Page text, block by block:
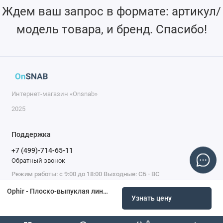
Ophir - Плоско-выпуклая линза, CLEARMagic, диаметр 1,5 дюйма, FL 5,0 дюйма, край 7,6 мм, Amada FO NT, Hans* Laser
Узнать цену
Ждем ваш запрос в формате: артикул/
модель товара, и бренд. Спасибо!
Интернет-магазин «Onsnab»
2025
Поддержка
+7 (499)-714-65-11
Обратный звонок
Режим работы: с 9:00 до 18:00 Выходные: СБ - ВС